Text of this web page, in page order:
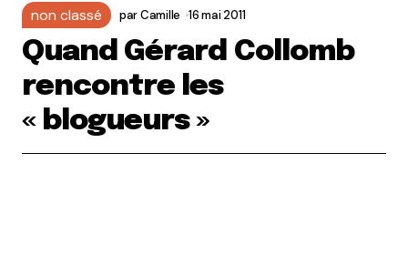
non classé parCamille 16 mai 2011
Quand Gérard Collomb
rencontre les
« blogueurs »